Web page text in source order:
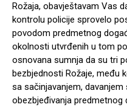
Rožaja, obavještavam Vas
kontrolu policije sprovelo
povodom predmetnog
okolnosti utvrđenih u tom
osnovana sumnja da su tri
bezbjednosti Rožaje, među
sa sačinjavanjem,
obezbjeđivanja predmetnog